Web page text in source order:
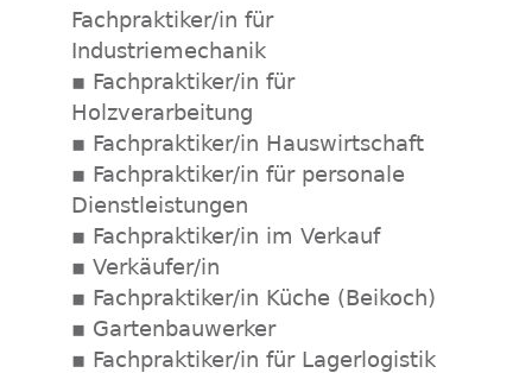
Fachpraktiker/in für
Industriemechanik
▪ Fachpraktiker/in für
Holzverarbeitung
▪ Fachpraktiker/in Hauswirtschaft
▪ Fachpraktiker/in für personale
Dienstleistungen
▪ Fachpraktiker/in im Verkauf
▪ Verkäufer/in
▪ Fachpraktiker/in Küche (Beikoch)
▪ Gartenbauwerker
▪ Fachpraktiker/in für Lagerlogistik